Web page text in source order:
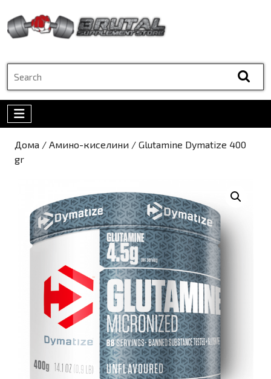
to
content
Menu
Дома / Амино-киселини / Glutamine Dymatize 400
gr